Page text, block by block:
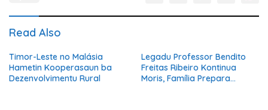
Read Also
Timor-Leste no Malásia
Hametin Kooperasaun ba
Dezenvolvimentu Rural
Legadu Professor Bendito
Freitas Ribeiro Kontinua
Moris, Família Prepara